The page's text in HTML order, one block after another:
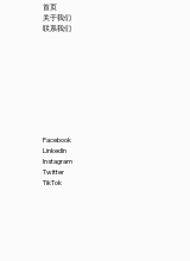
首页
关于我们
联系我们
Facebook
LinkedIn
Instagram
Twitter
TikTok